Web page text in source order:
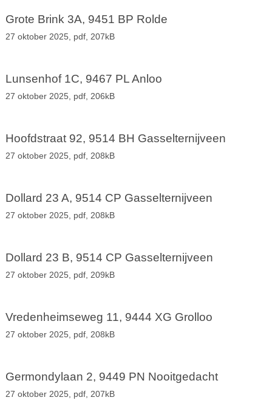
Grote Brink 3A, 9451 BP Rolde
27 oktober 2025, pdf, 207kB
Lunsenhof 1C, 9467 PL Anloo
27 oktober 2025, pdf, 206kB
Hoofdstraat 92, 9514 BH Gasselternijveen
27 oktober 2025, pdf, 208kB
Dollard 23 A, 9514 CP Gasselternijveen
27 oktober 2025, pdf, 208kB
Dollard 23 B, 9514 CP Gasselternijveen
27 oktober 2025, pdf, 209kB
Vredenheimseweg 11, 9444 XG Grolloo
27 oktober 2025, pdf, 208kB
Germondylaan 2, 9449 PN Nooitgedacht
27 oktober 2025, pdf, 207kB